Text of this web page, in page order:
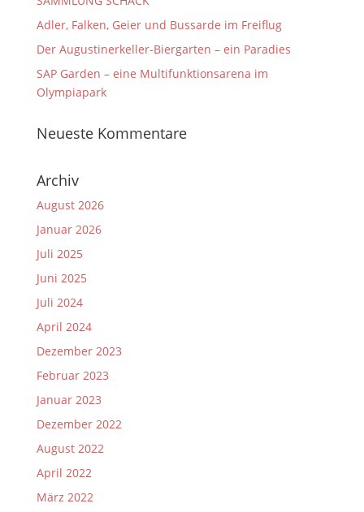
Adler, Falken, Geier und Bussarde im Freiflug
Der Augustinerkeller-Biergarten – ein Paradies
SAP Garden – eine Multifunktionsarena im
Olympiapark
Neueste Kommentare
Archiv
August 2026
Januar 2026
Juli 2025
Juni 2025
Juli 2024
April 2024
Dezember 2023
Februar 2023
Januar 2023
Dezember 2022
August 2022
April 2022
März 2022